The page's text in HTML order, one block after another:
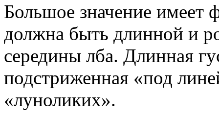
Большое значение имеет
должна быть длинной и
середины лба. Длинная
подстриженная «под
«луноликих».